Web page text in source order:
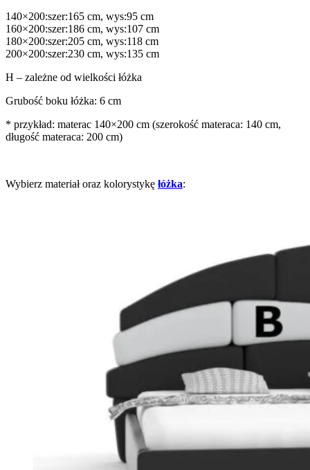
140×200:szer:165 cm, wys:95 cm
160×200:szer:186 cm, wys:107 cm
180×200:szer:205 cm, wys:118 cm
200×200:szer:230 cm, wys:135 cm
H – zależne od wielkości łóżka
Grubość boku łóżka: 6 cm
* przykład: materac 140×200 cm (szerokość materaca: 140 cm,
długość materaca: 200 cm)
Wybierz materiał oraz kolorystykę łóżka: